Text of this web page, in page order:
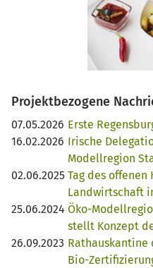
Projektbezogene
07.05.2026 Erste
16.02.2026 Irische
Modellregion
02.06.2025 Tag des
Landwirtschaft
25.06.2024 Öko-
stellt Konzept
26.09.2023 Rathauskantine
Bio-